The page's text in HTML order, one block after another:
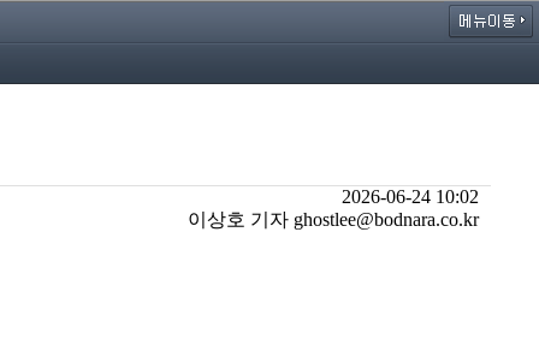
2026-06-24 10:02
이상호 기자 ghostlee@bodnara.co.kr